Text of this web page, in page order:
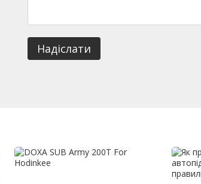
Надіслати